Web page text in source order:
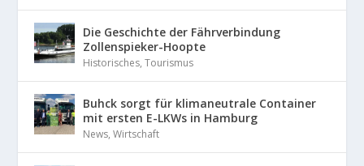
Die Geschichte der Fährverbindung
Zollenspieker-Hoopte
Historisches,Tourismus
Buhck sorgt für klimaneutrale Container
mit ersten E-LKWs in Hamburg
News,Wirtschaft